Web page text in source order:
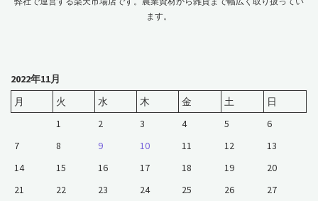
ます。
2022年11月
月
火 水 木 金 土
日
1
2 3 4 5
6
7
8 9 10 11 12
13
14
15 16 17 18 19
20
21
22 23 24 25 26
27